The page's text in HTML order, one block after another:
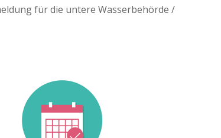
für die untere Wasserbehörde /